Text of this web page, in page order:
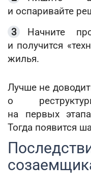
и оспаривайте
Начните
и получится
жилья.
Лучше не
о
на первых
Тогда появится